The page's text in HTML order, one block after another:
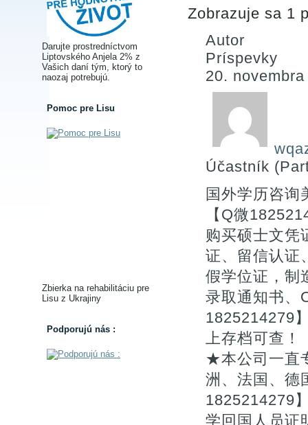
Darujte prostredníctvom
Liptovského Anjela 2% z
Vašich daní tým, ktorý to
naozaj potrebujú.
Pomoc pre Lisu
Zbierka na rehabilitáciu pre
Lisu z Ukrajiny
Podporujú nás :
Zobrazuje sa 1
Autor
Príspevky
20.
Účastník
国外学历咨询
【Q微
购买硕士文凭
证、留信认证
假学位证，制
录取通知书、
1825214279
上存档可查！
★本公司一直
洲、法国、德
1825214279
学回国人员证